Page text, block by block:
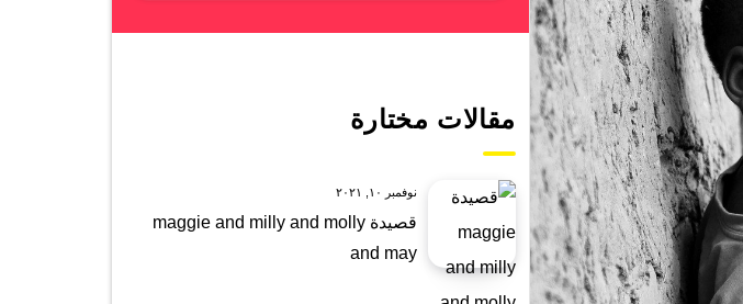
مقالات مختارة
نوفمبر ١٠, ٢٠٢١
قصيدة maggie and milly and molly
and may